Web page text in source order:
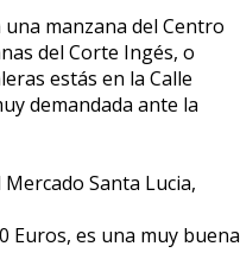
una manzana del Centro
del Corte Ingés, o
estás en la Calle
demandada ante la
Santa Lucia,
Euros, es una muy buena